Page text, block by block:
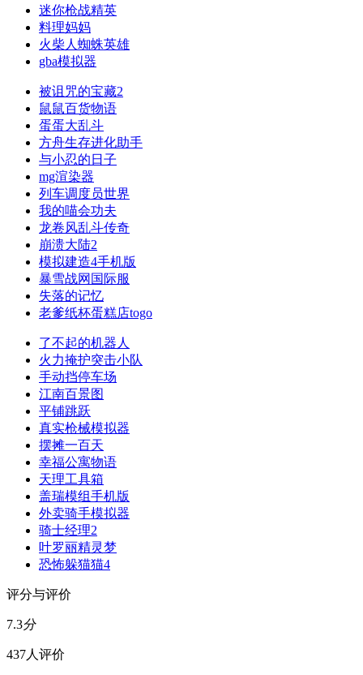
迷你枪战精英
料理妈妈
火柴人蜘蛛英雄
gba模拟器
被诅咒的宝藏2
鼠鼠百货物语
蛋蛋大乱斗
方舟生存进化助手
与小忍的日子
mg渲染器
列车调度员世界
我的喵会功夫
龙卷风乱斗传奇
崩溃大陆2
模拟建造4手机版
暴雪战网国际服
失落的记忆
老爹纸杯蛋糕店togo
了不起的机器人
火力掩护突击小队
手动挡停车场
江南百景图
平铺跳跃
真实枪械模拟器
摆摊一百天
幸福公寓物语
天理工具箱
盖瑞模组手机版
外卖骑手模拟器
骑士经理2
叶罗丽精灵梦
恐怖躲猫猫4
评分与评价
7.3分
437人评价